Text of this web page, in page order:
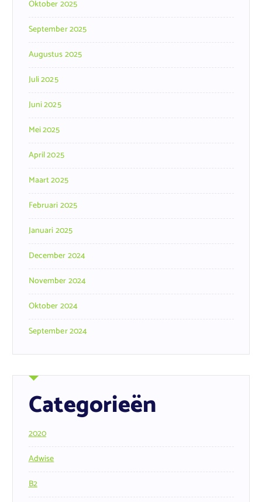
Oktober 2025
September 2025
Augustus 2025
Juli 2025
Juni 2025
Mei 2025
April 2025
Maart 2025
Februari 2025
Januari 2025
December 2024
November 2024
Oktober 2024
September 2024
Categorieën
2020
Adwise
B2